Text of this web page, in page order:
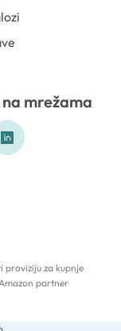
mrežama
proviziju za kupnje
partner